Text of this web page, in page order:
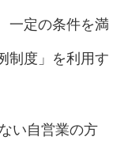
一定の条件を満
制度」を利用す
い自営業の方